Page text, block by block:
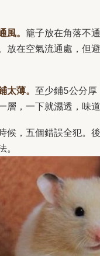
風。 籠子放在角落不
放在空氣流通處，但
太薄。 至少鋪5公分厚
層，一下就濕透，味道
候，五個錯誤全犯。